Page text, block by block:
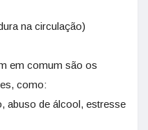
na circulação)
em comum são os
como:
abuso de álcool, estresse